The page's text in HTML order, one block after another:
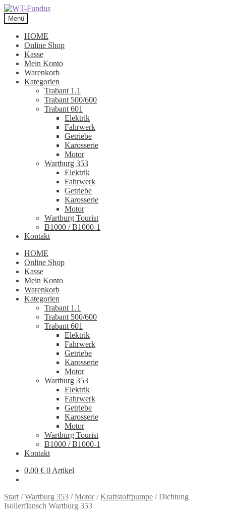
Zur
Navigation
springen
Zum
Inhalt
springen
Menü
HOME
Online Shop
Kasse
Mein Konto
Warenkorb
Kategorien
Trabant 1.1
Trabant 500/600
Trabant 601
Elektrik
Fahrwerk
Getriebe
Karosserie
Motor
Wartburg 353
Elektrik
Fahrwerk
Getriebe
Karosserie
Motor
Wartburg Tourist
B1000 / B1000-1
Kontakt
HOME
Online Shop
Kasse
Mein Konto
Warenkorb
Kategorien
Trabant 1.1
Trabant 500/600
Trabant 601
Elektrik
Fahrwerk
Getriebe
Karosserie
Motor
Wartburg 353
Elektrik
Fahrwerk
Getriebe
Karosserie
Motor
Wartburg Tourist
B1000 / B1000-1
Kontakt
0,00 € 0 Artikel
Start /Wartburg 353 /Motor/Kraftstoffpumpe /Dichtung
Isolierflansch Wartburg 353